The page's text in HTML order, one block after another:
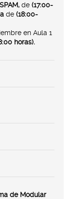
de (17:00-
de (18:00-
en Aula 1
horas).
de Modular